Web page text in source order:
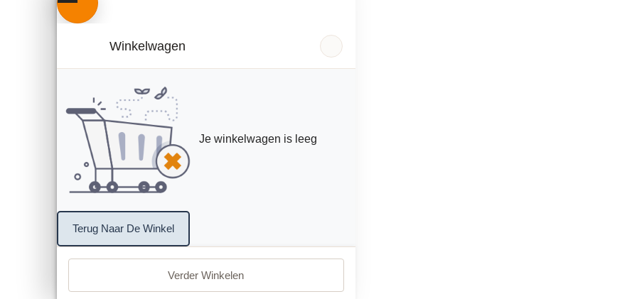
Winkelwagen
Je winkelwagen is leeg
Terug Naar De Winkel
Verder Winkelen